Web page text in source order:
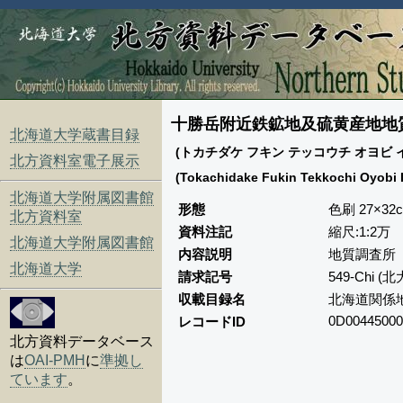
北海道大学蔵書目録
北方資料室電子展示
北海道大学附属図書館
北方資料室
北海道大学附属図書館
北海道大学
北方資料データベース
はOAI-PMH に準拠し
ています。
十勝岳附近鉄鉱地及硫黄産地地
(トカチダケ フキン テッコウチ オヨビ
(Tokachidake Fukin Tekkochi Oyobi
形態
色刷
資料注記
縮尺:1:2万
内容説明
地質調査所
請求記号
549-Chi (北
収載目録名
北海道関係
レコードID